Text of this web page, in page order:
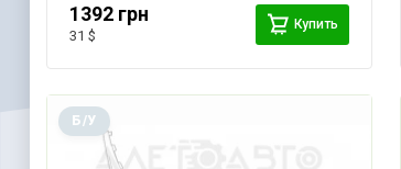
1392 грн
31 $
Купить
Б/У